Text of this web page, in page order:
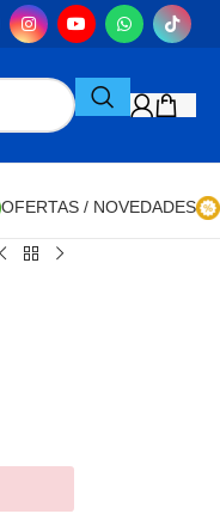
OFERTAS / NOVEDADES